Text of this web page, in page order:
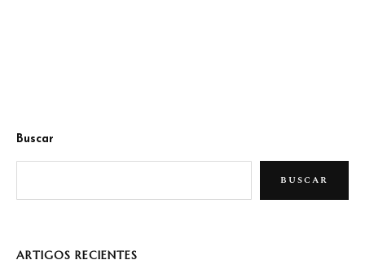
Buscar
BUSCAR
ARTIGOS RECIENTES